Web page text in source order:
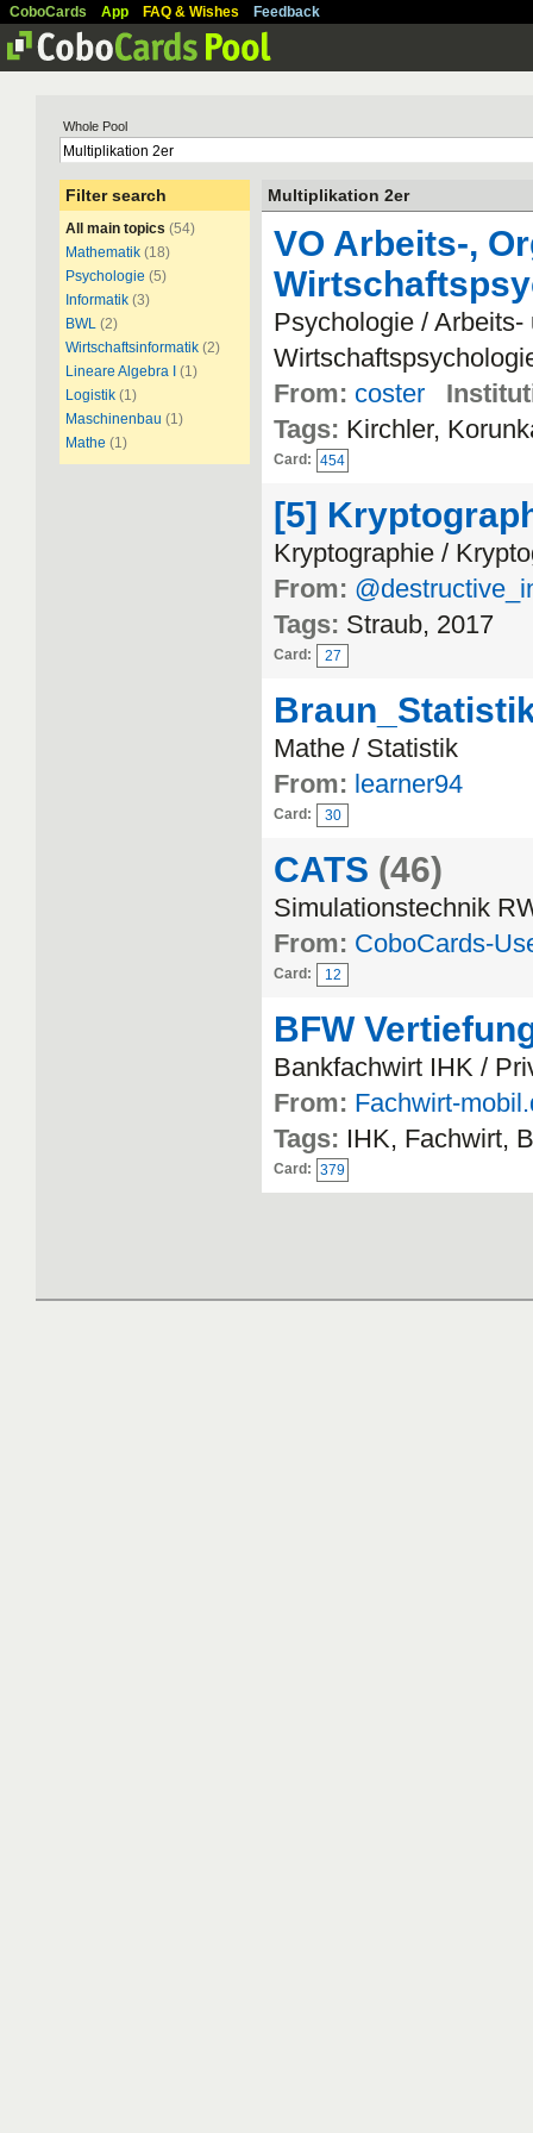
CoboCards App FAQ & Wishes Feedback
Whole Pool
Filter search
All main topics (54)
Mathematik (18)
Psychologie (5)
Informatik (3)
BWL (2)
Wirtschaftsinformatik (2)
Lineare Algebra I
(1)
Logistik (1)
Maschinenbau (1)
Mathe (1)
Multiplikation 2er
VO Arbeits-,
Psychologie /
From: coster
Tags: Kirchler,
Card: 454
[5]
Kryptographie /
From:
Tags: Straub, 2017
Card: 27
Mathe / Statistik
From: learner94
Card: 30
CATS (46)
Simulationstechnik
From: CoboCards-
Card: 12
BFW
Bankfachwirt IHK /
From: Fachwirt-
Tags: IHK, Fachwirt,
Card: 379